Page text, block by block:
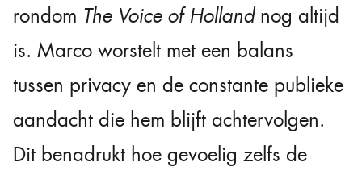
rondom The Voice of Hollandnog altijd
is. Marco worstelt met een balans
tussen privacy en de constante publieke
aandacht die hem blijft achtervolgen.
Dit benadrukt hoe gevoelig zelfs de